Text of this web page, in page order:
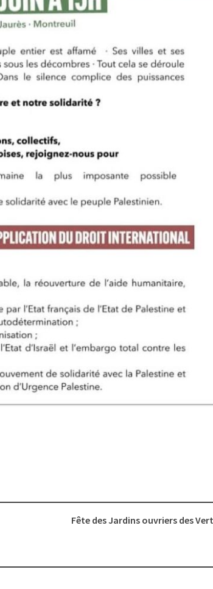
Fête des Jardins ouvriers des